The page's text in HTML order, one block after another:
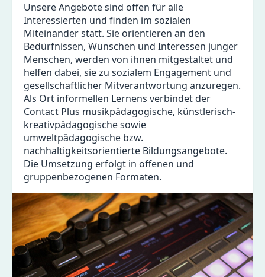
Unsere Angebote sind offen für alle
Interessierten und finden im sozialen
Miteinander statt. Sie orientieren an den
Bedürfnissen, Wünschen und Interessen junger
Menschen, werden von ihnen mitgestaltet und
helfen dabei, sie zu sozialem Engagement und
gesellschaftlicher Mitverantwortung anzuregen.
Als Ort informellen Lernens verbindet der
Contact Plus musikpädagogische, künstlerisch-
kreativpädagogische sowie
umweltpädagogische bzw.
nachhaltigkeitsorientierte Bildungsangebote.
Die Umsetzung erfolgt in offenen und
gruppenbezogenen Formaten.